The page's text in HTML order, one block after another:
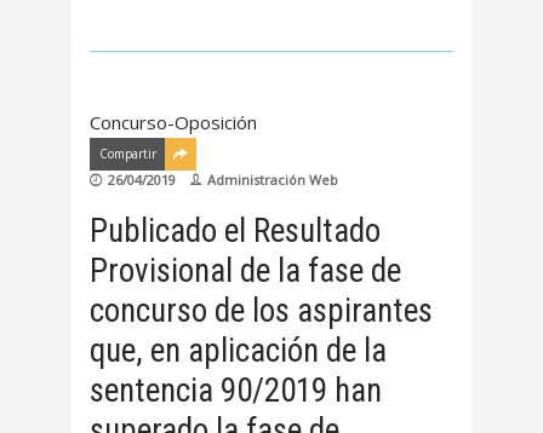
Concurso-Oposición
Compartir
26/04/2019 Administración Web
Publicado el Resultado
Provisional de la fase de
concurso de los aspirantes
que, en aplicación de la
sentencia 90/2019 han